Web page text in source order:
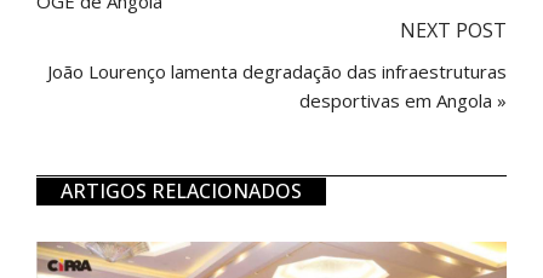
NEXT POST
João Lourenço lamenta degradação das infraestruturas
desportivas em Angola »
ARTIGOS RELACIONADOS